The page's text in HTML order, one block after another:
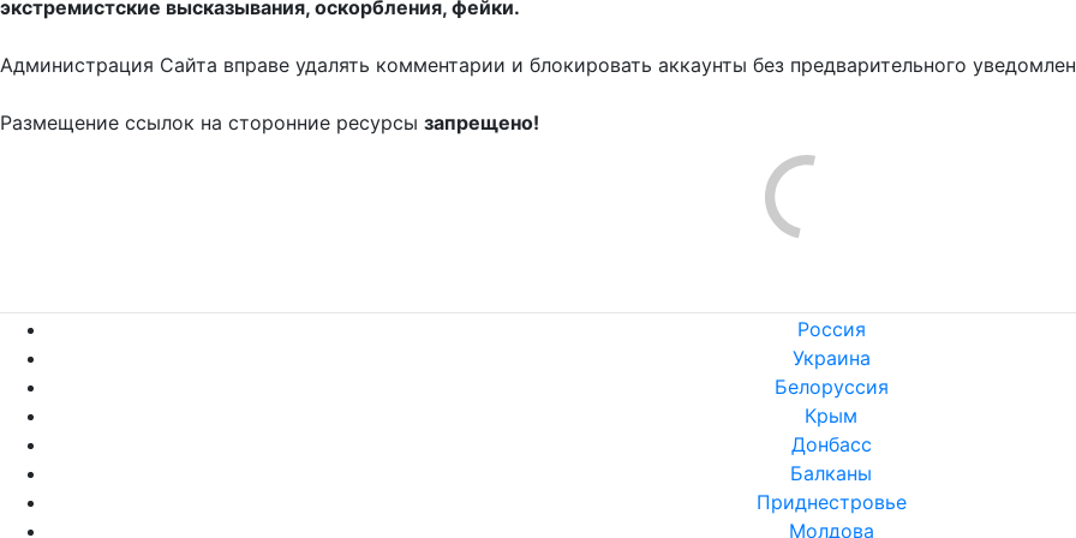
экстремистские высказывания, оскорбления, фейки.
Администрация Сайта вправе удалять комментарии и блокировать аккаунты без предварительного
Размещение ссылок на сторонние ресурсы запрещено!
Россия
Украина
Белоруссия
Крым
Донбасс
Балканы
Приднестровье
Молдова